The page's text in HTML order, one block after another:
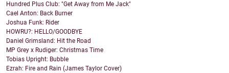
Hundred Plus Club: "Get Away from Me Jack"
Cael Anton: Back Burner
Joshua Funk: Rider
HOWRU?: HELLO/GOODBYE
Daniel Grimsland: Hit the Road
MP Grey x Rudiger: Christmas Time
Tobias Upright: Bubble
Ezrah: Fire and Rain (James Taylor Cover)